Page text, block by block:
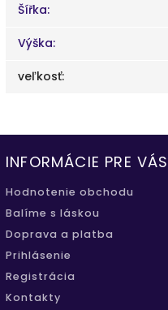
Šířka:
Výška:
veľkosť:
INFORMÁCIE PRE VÁS
Hodnotenie obchodu
Balíme s láskou
Doprava a platba
Prihlásenie
Registrácia
Kontakty